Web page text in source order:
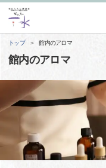
トップ 館内のアロマ
館内のアロマ